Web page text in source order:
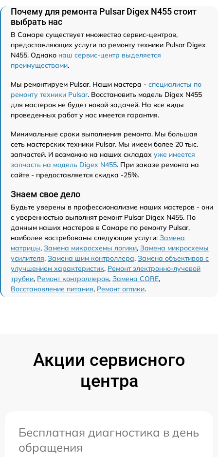
Почему для ремонта Pulsar Digex N455 стоит
выбрать нас
В Самаре существует множество сервис-центров,
предоставляющих услуги по ремонту техники Pulsar Digex
N455. Однако наш сервис-центр выделяется
преимуществами.
Мы ремонтируем Pulsar. Наши мастера - специалисты по
ремонту техники Pulsar. Восстановить модель Digex N455
для мастеров не будет новой задачей. На все виды
проведенных работ у нас имеется гарантия.
Минимальные сроки выполнения ремонта. Мы большая
сеть мастерских техники Pulsar. Мы имеем более 20 тыс.
запчастей. И возможно на наших складах уже имеется
запчасть на модель Digex N455. При заказе ремонта на
сайте - предоставляется скидка -25%.
Знаем свое дело
Будьте уверены в профессионализме наших мастеров - они
с уверенностью выполнят ремонт Pulsar Digex N455. По
данным наших мастеров в Самаре по ремонту Pulsar,
наиболее востребованы следующие услуги: Замена
матрицы, Замена микросхемы логики, Замена микросхемы
усилителя, Замена шим контроллера, Замена объективов с
улучшением характеристик, Ремонт электронно-лучевой
трубки, Ремонт контроллеров, Замена CORE,
Восстановление питания, Ремонт оптики.
Акции сервисного
центра
Бесплатная диагностика в день
обращения